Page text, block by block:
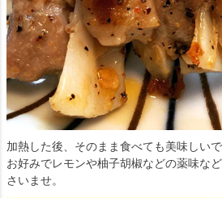
加熱した後、そのまま食べても美味しいで
お好みでレモンや柚子胡椒などの薬味な
さいませ。